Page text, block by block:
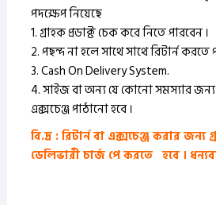
পদক্ষেপ নিয়েছে
1. গ্রাহক প্রডাক্ট চেক করে নিতে পারবেন ।
2. পছন্দ না হলে সাথে সাথে রিটার্ন করতে
3. Cash On Delivery System.
4. সাইজ বা অন্য যে কোনো সমস্যার জন্য
এক্সচেঞ্জ পাঠানো হবে ।
বি.দ্র : রিটার্ন বা এক্সচেঞ্জ করার জন্য
ডেলিভারী চার্জ পে করতে হবে ।